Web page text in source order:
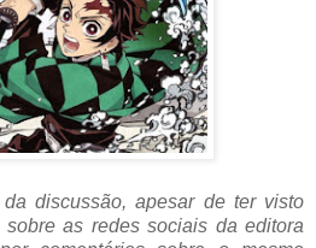
discussão, apesar de ter visto
as redes sociais da editora